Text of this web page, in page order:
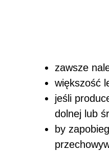
zawsze
większość
jeśli
dolnej lub
by